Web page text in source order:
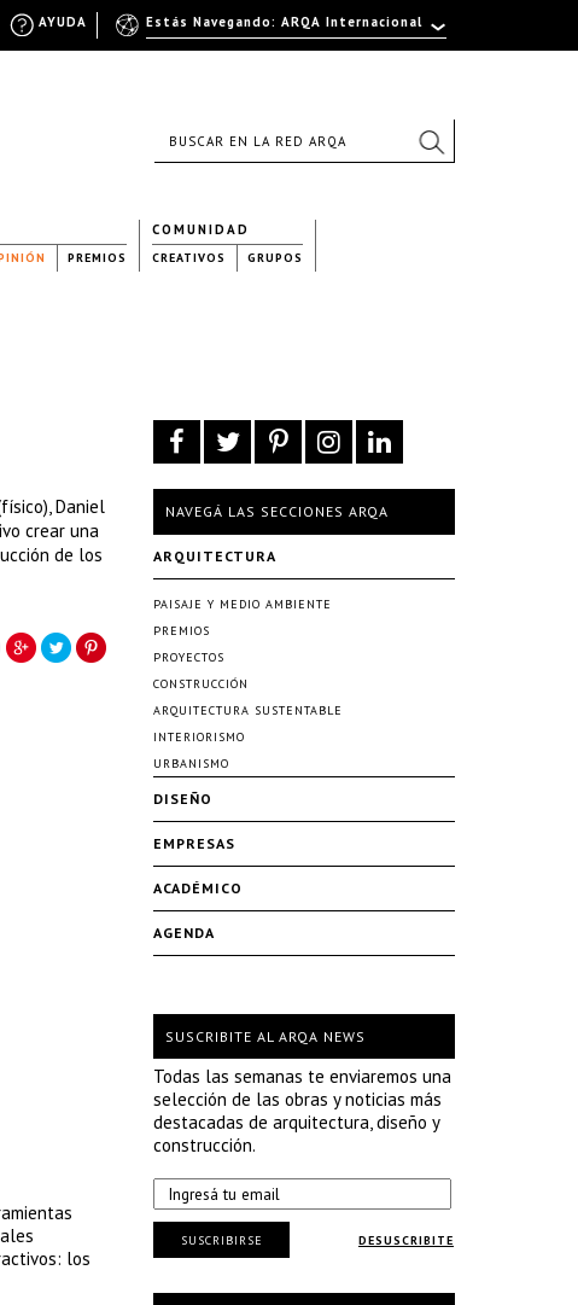
PREMIOS
COMUNIDAD
CREATIVOS GRUPOS
Daniel
crear una
de los
los
NAVEGÁ LAS SECCIONES ARQA
ARQUITECTURA
PAISAJE Y MEDIO AMBIENTE
PREMIOS
PROYECTOS
CONSTRUCCIÓN
ARQUITECTURA SUSTENTABLE
INTERIORISMO
URBANISMO
DISEÑO
EMPRESAS
ACADÉMICO
AGENDA
SUSCRIBITE AL ARQA NEWS
Todas las semanas te enviaremos una
selección de las obras y noticias más
destacadas de arquitectura, diseño y
construcción.
DESUSCRIBITE
SUSCRIBIRSE
Estás Navegando: ARQA Internacional
AYUDA